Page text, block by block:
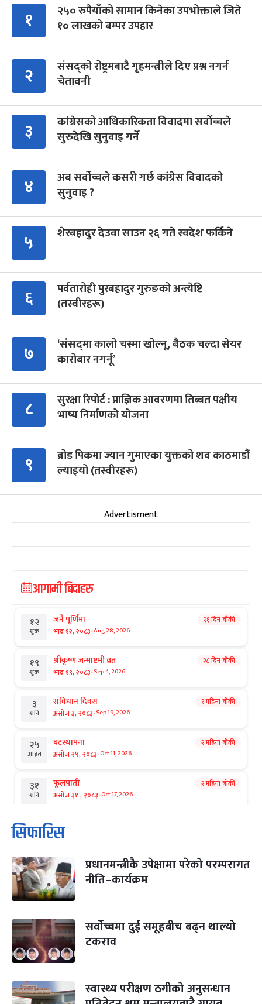
१
२५० रुपैयाँको सामान किनेका उपभोक्ताले जिते
१० लाखको बम्पर उपहार
२
संसद्को रोष्ट्रमबाटै गृहमन्त्रीले दिए प्रश्न नगर्न
चेतावनी
३
कांग्रेसको आधिकारिकता विवादमा सर्वोच्चले
सुरुदेखि सुनुवाइ गर्ने
४
अब सर्वोच्चले कसरी गर्छ कांग्रेस विवादको
सुनुवाइ ?
५ शेरबहादुर देउवा साउन २६ गते स्वदेश फर्किने
६
पर्वतारोही पुरबहादुर गुरुङको अन्त्येष्टि
(तस्वीरहरू)
७
‘संसद्‍मा कालो चस्मा खोल्नू, बैठक चल्दा सेयर
कारोबार नगर्नू’
८
सुरक्षा रिपोर्ट : प्राज्ञिक आवरणमा तिब्बत पक्षीय
भाष्य निर्माणको योजना
९
ब्रोड पिकमा ज्यान गुमाएका युक्तको शव काठमाडौं
ल्याइयो (तस्वीरहरू)
Advertisment
आगामी बिदाहरु
१२
शुक्र
जनै पूर्णिमा
भाद्र १२, २०८३-Aug 28, 2026
२१ दिन बाँकी
१९
शुक्र
श्रीकृष्ण जन्माष्टमी व्रत
भाद्र १९, २०८३-Sep 4, 2026
२८ दिन बाँकी
३
शनि
संविधान दिवस
असोज ३, २०८३-Sep 19, 2026
१ महिना बाँकी
२५
आइत
घटस्थापना
असोज २५, २०८३-Oct 11, 2026
२ महिना बाँकी
३१
शनि
फूलपाती
असोज ३१ , २०८३-Oct 17, 2026
२ महिना बाँकी
१
आइत
कार्तिक सङ्क्रान्ति
कार्तिक १, २०८३
३
मंगल
महानवमी
कार्तिक ३, २०८३-Oct 20, 2026
२ महिना बाँकी
४
बुध कार्तिक ४, २०८३ -Oct 21, 2026
५
बिहि
पापा‌ङ्कुशा एकादशी व्रत
कार्तिक ५, २०८३
२२
आइत
कुकुर तिहार
कार्तिक २२, २०८३-Nov 8, 2026
३ महिना बाँकी
सिफारिस
प्रधानमन्त्रीकै उपेक्षामा परेको परम्परागत
नीति–कार्यक्रम
सर्वोच्चमा दुई समूहबीच बढ्न थाल्यो
टकराव
स्वास्थ्य परीक्षण ठगीको अनुसन्धान